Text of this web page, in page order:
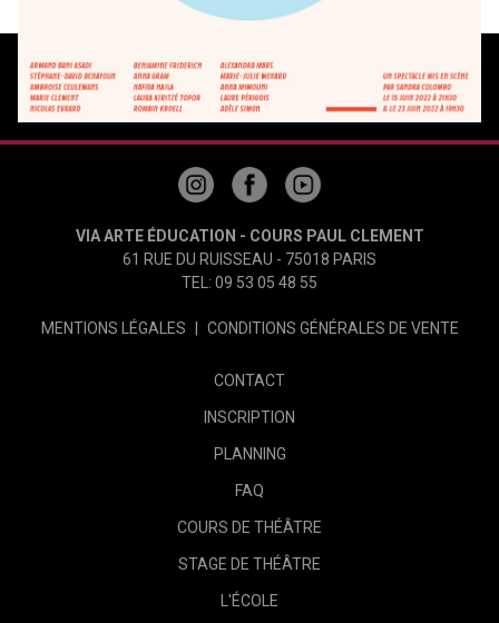
VIA ARTE ÉDUCATION - COURS PAUL CLEMENT
61 RUE DU RUISSEAU - 75018 PARIS
TEL: 09 53 05 48 55
MENTIONS LÉGALES CONDITIONS GÉNÉRALES DE VENTE
CONTACT
INSCRIPTION
PLANNING
FAQ
COURS DE THÉÂTRE
STAGE DE THÉÂTRE
L'ÉCOLE